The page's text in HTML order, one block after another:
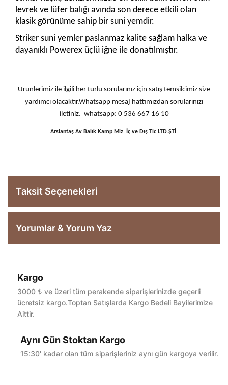
levrek ve lüfer balığı avında son derece etkili olan
klasik görünüme sahip bir suni yemdir.
Striker suni yemler paslanmaz kalite sağlam halka ve
dayanıklı Powerex üçlü iğne ile donatılmıştır.
Ürünlerimiz ile ilgili her türlü sorularınız için satış temsilcimiz size
yardımcı olacaktır.Whatsapp mesaj hattımızdan sorularınızı
iletiniz. whatsapp: 0 536 667 16 10
Arslantaş Av Balık Kamp Mlz. İç ve Dış Tic.LTD.ŞTİ.
Taksit Seçenekleri
Yorumlar & Yorum Yaz
Bu ürüne ilk yorumu siz yapın!
Kargo
3000 ₺ ve üzeri tüm perakende siparişlerinizde geçerli
ücretsiz kargo.Toptan Satışlarda Kargo Bedeli Bayilerimize
Aittir.
Aynı Gün Stoktan Kargo
15:30' kadar olan tüm siparişleriniz aynı gün kargoya verilir.